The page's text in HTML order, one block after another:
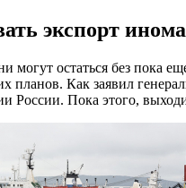
экспорт
могут остаться без
планов. Как заявил
России. Пока этого,